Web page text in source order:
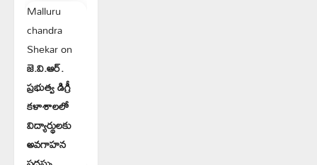
Malluru
chandra
Shekaron
జె.వి.ఆర్.
ప్రభుత్వ డిగ్రీ
కళాశాలలో
విద్యార్థులకు
అవగాహన